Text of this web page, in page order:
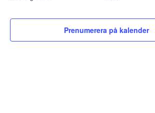
Prenumerera på kalender